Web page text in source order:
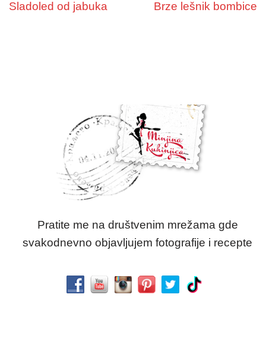
Sladoled od jabuka Brze lešnik bombice
Pratite me na društvenim mrežama gde
svakodnevno objavljujem fotografije i recepte